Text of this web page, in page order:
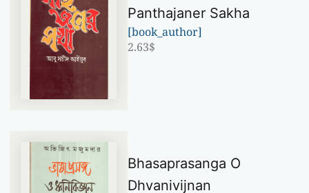
Panthajaner Sakha
[book_author]
2.63$
Bhasaprasanga O
Dhvanivijnan